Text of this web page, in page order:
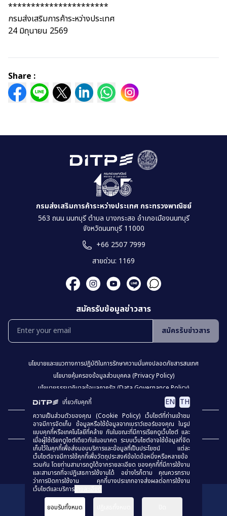
**********************
กรมส่งเสริมการค้าระหว่างประเทศ
24 มิถุนายน 2569
Share :
เกี่ยวกับคุกกี้ EN TH
ความเป็นส่วนตัวของคุณ (Cookie Policy) เว็บไซต์ที่ท่านเข้าชม
อาจมีการจัดเก็บ ข้อมูลหรือใช้ข้อมูลจากเบราว์เซอร์ของคุณ ในรูป
แบบคุกกี้หรือเทคโนโลยีที่คล้าย กันในขณะที่มีการเรียกดูเว็บไซต์ และ
เมื่อผู้ใช้เรียกดูไซต์เดียวกันในอนาคต ระบบเว็บไซต์อาจใช้ข้อมูลที่จัด
เก็บไว้ในคุกกี้เพื่อส่งมอบบริการและข้อมูลที่เป็นประโยชน์ แต่ละ
เว็บไซต์อาจมีการใช้คุกกี้เพื่อวัตถุประสงค์ข้อใดข้อหนึ่งหรือหลายข้อ
รวมกัน โดยท่านสามารถดูได้จากรายละเอียด ของคุกกี้ที่มีการใช้งาน
และสามารถที่จะปฏิเสธการใช้งานได้ อย่างไรก็ตาม คุณควรทราบ
ว่าการปิดการใช้งาน คุกกี้บางประเภทอาจส่งผลต่อการใช้งาน
เว็บไซต์และบริการ
ยอมรับทั้งหมด
กรมส่งเสริมการค้าระหว่างประเทศ กระทรวงพาณิชย์
563 ถนน นนทบุรี ตำบล บางกระสอ อำเภอเมืองนนทบุรี
จังหวัดนนทบุรี 11000
+66 2507 7999
สายด่วน: 1169
สมัครรับข้อมูลข่าวสาร
สมัครรับข่าวสาร
นโยบายเเละเเนวทางการปฎิบัติในการรักษาความมั่นคงปลอดภัยสารสนเทศ
นโยบายคุ้มครองข้อมูลส่วนบุคคล (Privacy Policy)
นโยบายธรรมาภิบาลข้อมูลภาครัฐ (Data Governance Policy)
นโยบายเว็บไซต์ (Website Policy)
การปฏิเสธความรับผิด (Disclaimer)
เเผงผังเว็บไซต์
สงวนลิขสิทธิ์© 2023กรมส่งเสริมการค้าระหว่างประเทศ